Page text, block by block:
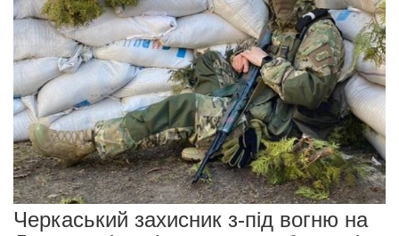
Черкаський захисник з-під вогню на